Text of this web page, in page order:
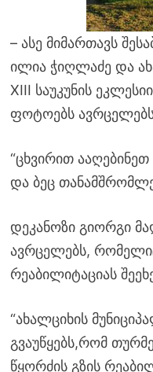
– ასე მიმართავს
ილია ჭიღლაძე და
XIII საუკუნის
ფოტოებს
“ცხვირით
და ბეც
დეკანოზი გიორგი
ავრცელებს,
რეაბილიტაციას
“ახალციხის
გვაუწყებს,რომ
წყორძის გზის